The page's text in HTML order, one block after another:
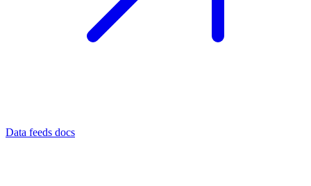
Data feeds docs